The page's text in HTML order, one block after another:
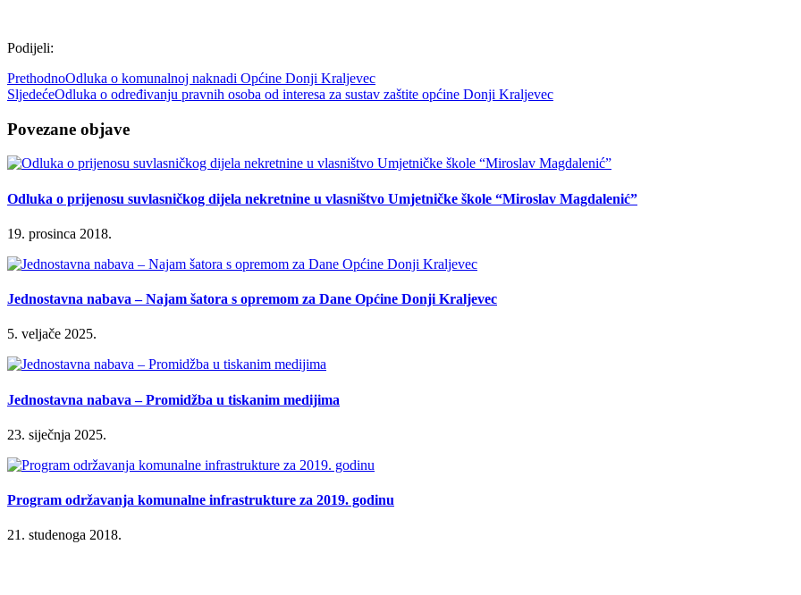
Podijeli:
PrethodnoOdluka o komunalnoj naknadi Općine Donji Kraljevec
SljedećeOdluka o određivanju pravnih osoba od interesa za sustav zaštite općine Donji Kraljevec
Povezane objave
Odluka o prijenosu suvlasničkog dijela nekretnine u vlasništvo Umjetničke škole “Miroslav Magdalenić”
19. prosinca 2018.
Jednostavna nabava – Najam šatora s opremom za Dane Općine Donji Kraljevec
5. veljače 2025.
Jednostavna nabava – Promidžba u tiskanim medijima
23. siječnja 2025.
Program održavanja komunalne infrastrukture za 2019. godinu
21. studenoga 2018.